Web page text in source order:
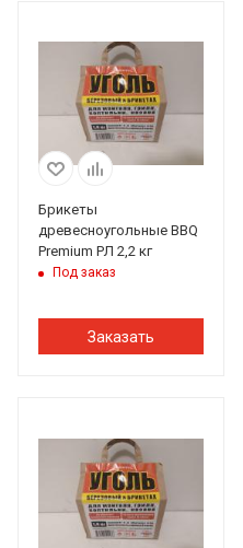
Брикеты
древесноугольные BBQ
Premium РЛ 2,2 кг
Под заказ
Заказать